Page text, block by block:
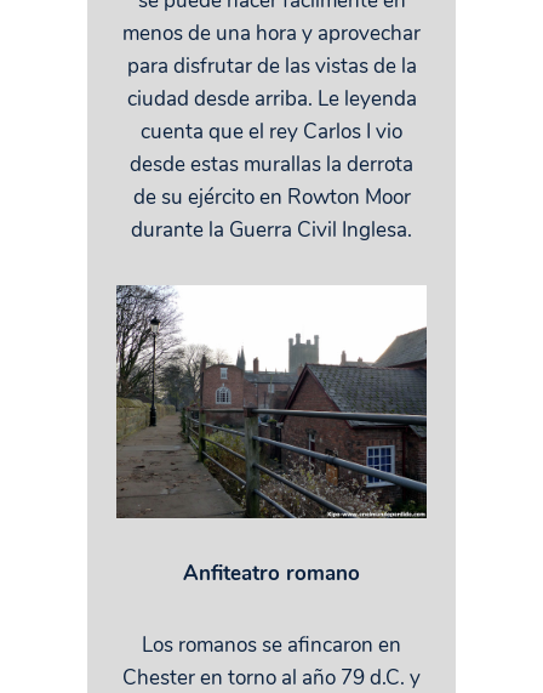
menos de una hora y aprovechar
para disfrutar de las vistas de la
ciudad desde arriba. Le leyenda
cuenta que el rey Carlos I vio
desde estas murallas la derrota
de su ejército en Rowton Moor
durante la Guerra Civil Inglesa.
Anfiteatro romano
Los romanos se afincaron en
Chester en torno al año 79 d.C. y